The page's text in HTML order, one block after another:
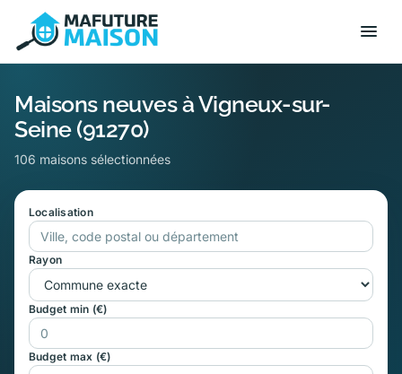
Maisons neuves à Vigneux-sur-
Seine (91270)
106 maisons sélectionnées
Localisation
Rayon
Budget min (€)
Budget max (€)